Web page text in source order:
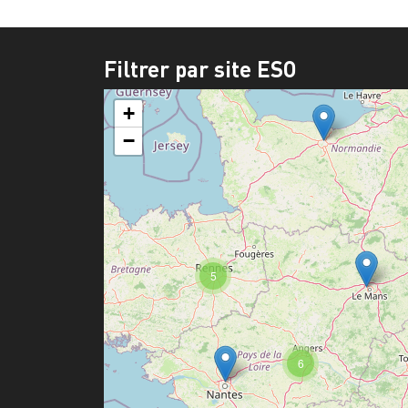
Filtrer par site ESO
6
5
+
−